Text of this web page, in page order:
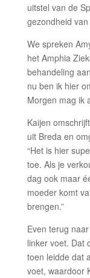
uitstel van de
gezondheid
We spreken
het Amphia
behandeling
nu ben ik hier
Morgen mag ik
Kaijen
uit Breda en
“Het is hier
toe. Als je
dag ook maar
moeder komt
brengen.”
Even terug
linker voet. Dat
toen leidde dat
voet, waardoor